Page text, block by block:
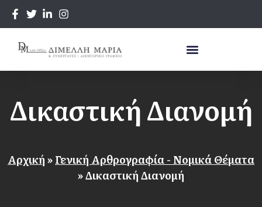
Δικαστική Διανομή
Αρχική»Γενική Αρθρογραφία - Νομικά Θέματα
»Δικαστική Διανομή